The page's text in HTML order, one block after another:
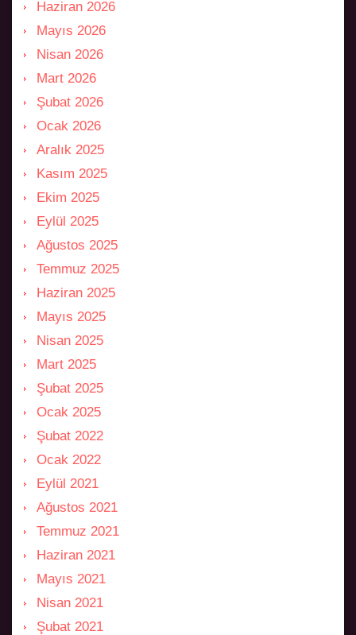
Haziran 2026
Mayıs 2026
Nisan 2026
Mart 2026
Şubat 2026
Ocak 2026
Aralık 2025
Kasım 2025
Ekim 2025
Eylül 2025
Ağustos 2025
Temmuz 2025
Haziran 2025
Mayıs 2025
Nisan 2025
Mart 2025
Şubat 2025
Ocak 2025
Şubat 2022
Ocak 2022
Eylül 2021
Ağustos 2021
Temmuz 2021
Haziran 2021
Mayıs 2021
Nisan 2021
Şubat 2021